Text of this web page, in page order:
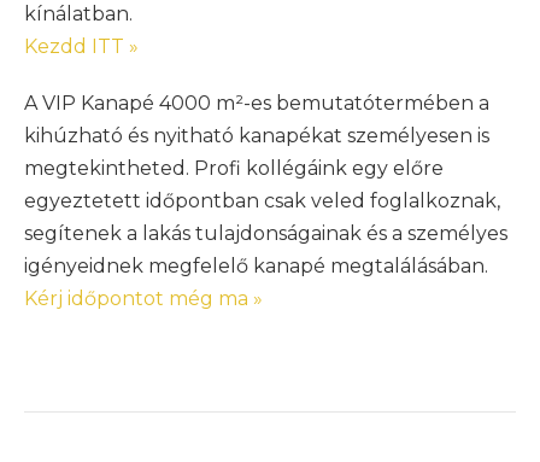
kínálatban.
Kezdd ITT »
A VIP Kanapé 4000 m²-es bemutatótermében a
kihúzható és nyitható kanapékat személyesen is
megtekintheted. Profi kollégáink egy előre
egyeztetett időpontban csak veled foglalkoznak,
segítenek a lakás tulajdonságainak és a személyes
igényeidnek megfelelő kanapé megtalálásában.
Kérj időpontot még ma »